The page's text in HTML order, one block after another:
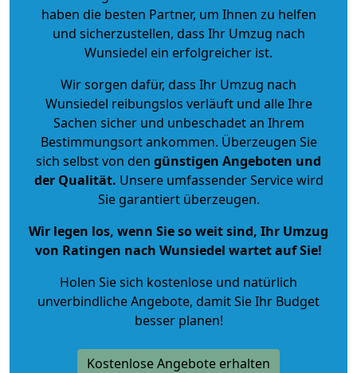
haben die besten Partner, um Ihnen zu helfen
und sicherzustellen, dass Ihr Umzug nach
Wunsiedel ein erfolgreicher ist.
Wir sorgen dafür, dass Ihr Umzug nach
Wunsiedel reibungslos verläuft und alle Ihre
Sachen sicher und unbeschadet an Ihrem
Bestimmungsort ankommen. Überzeugen Sie
sich selbst von den günstigen Angeboten und
der Qualität. Unsere umfassender Service wird
Sie garantiert überzeugen.
Wir legen los, wenn Sie so weit sind, Ihr Umzug
von Ratingen nach Wunsiedel wartet auf Sie!
Holen Sie sich kostenlose und natürlich
unverbindliche Angebote, damit Sie Ihr Budget
besser planen!
Kostenlose Angebote erhalten